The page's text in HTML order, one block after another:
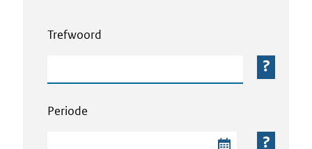
Trefwoord
Periode